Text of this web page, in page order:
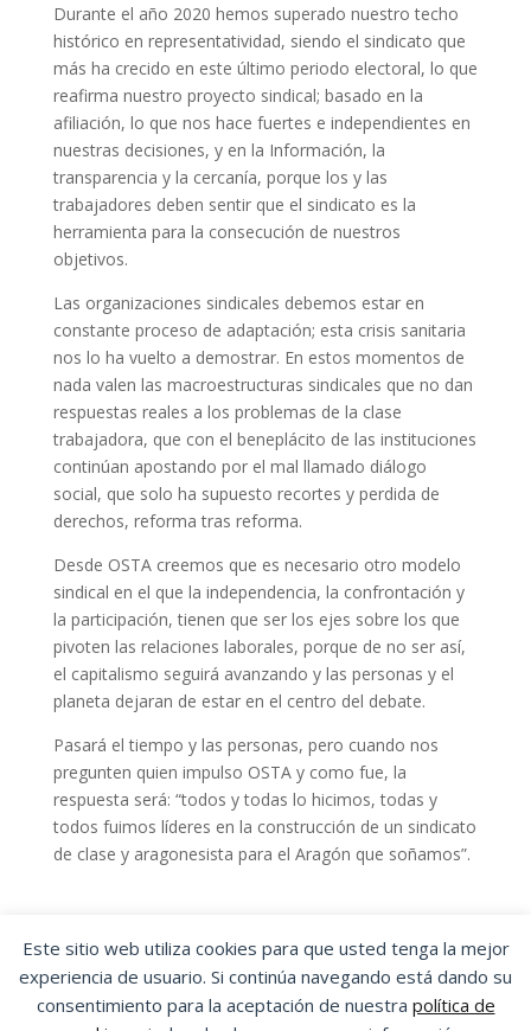
Este sitio web utiliza cookies para que usted tenga la mejor
experiencia de usuario. Si continúa navegando está dando su
consentimiento para la aceptación de nuestra política de
Durante el año 2020 hemos superado nuestro techo
histórico en representatividad, siendo el sindicato que
más ha crecido en este último periodo electoral, lo que
reafirma nuestro proyecto sindical; basado en la
afiliación, lo que nos hace fuertes e independientes en
nuestras decisiones, y en la Información, la
transparencia y la cercanía, porque los y las
trabajadores deben sentir que el sindicato es la
herramienta para la consecución de nuestros
objetivos.
Las organizaciones sindicales debemos estar en
constante proceso de adaptación; esta crisis sanitaria
nos lo ha vuelto a demostrar. En estos momentos de
nada valen las macroestructuras sindicales que no dan
respuestas reales a los problemas de la clase
trabajadora, que con el beneplácito de las instituciones
continúan apostando por el mal llamado diálogo
social, que solo ha supuesto recortes y perdida de
derechos, reforma tras reforma.
Desde OSTA creemos que es necesario otro modelo
sindical en el que la independencia, la confrontación y
la participación, tienen que ser los ejes sobre los que
pivoten las relaciones laborales, porque de no ser así,
el capitalismo seguirá avanzando y las personas y el
planeta dejaran de estar en el centro del debate.
Pasará el tiempo y las personas, pero cuando nos
pregunten quien impulso OSTA y como fue, la
respuesta será: “todos y todas lo hicimos, todas y
todos fuimos líderes en la construcción de un sindicato
de clase y aragonesista para el Aragón que soñamos”.
OSTA | ORGANIZACIÓN SINDICAL DE
TRABAJADORES Y TRABAJADORAS DE ARAGÓN